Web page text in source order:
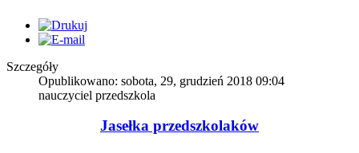
Szczegóły
Opublikowano: sobota, 29, grudzień 2018 09:04
nauczyciel przedszkola
Jasełka przedszkolaków